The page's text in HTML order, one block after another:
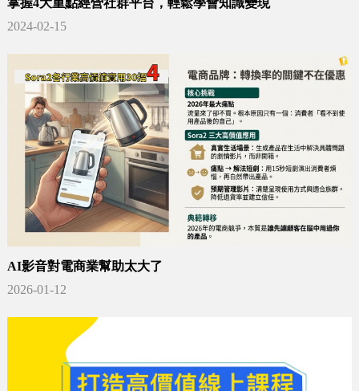
掌握4大重點經營社群平台，輕鬆學會知識變現
2024-02-15
AI影音對電商業幫助太大了
2026-01-12